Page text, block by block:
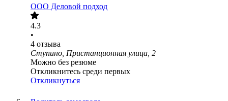
ООО Деловой подход
4.3
•
4 отзыва
Ступино, Пристанционная улица, 2
Можно без резюме
Откликнитесь среди первых
Откликнуться